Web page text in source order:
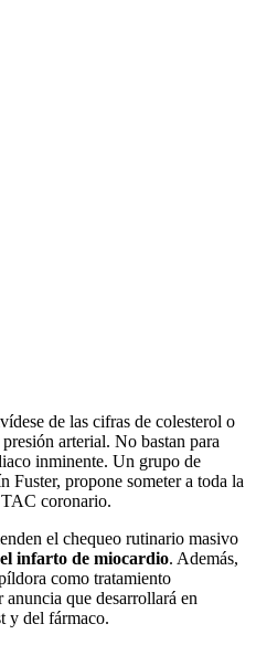
de las cifras de colesterol o
presión arterial. No bastan para
inminente. Un grupo de
Fuster, propone someter a toda la
coronario.
el chequeo rutinario masivo
infarto de miocardio. Además,
como tratamiento
que desarrollará en
y del fármaco.